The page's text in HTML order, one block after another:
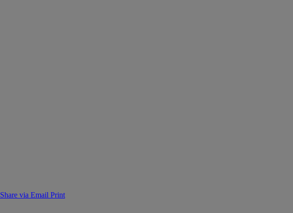
Share via Email Print